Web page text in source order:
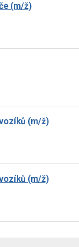
(m/ž)
(m/ž)
(m/ž)